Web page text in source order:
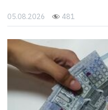
05.08.2026 481